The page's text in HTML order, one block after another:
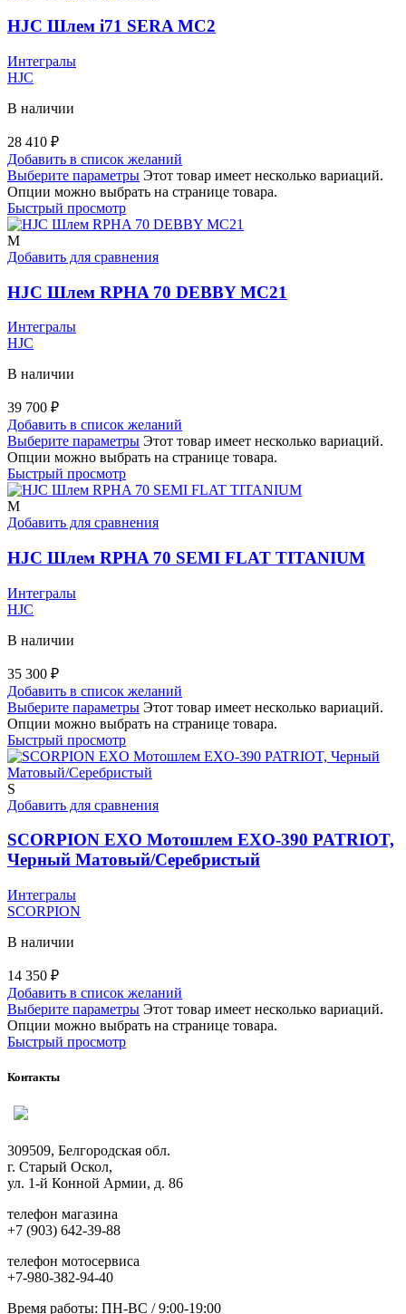
HJC Шлем i71 SERA MC2
Интегралы
HJC
В наличии
28 410 ₽
Добавить в список желаний
Выберите параметры Этот товар имеет несколько вариаций.
Опции можно выбрать на странице товара.
Быстрый просмотр
M
Добавить для сравнения
HJC Шлем RPHA 70 DEBBY MC21
Интегралы
HJC
В наличии
39 700 ₽
Добавить в список желаний
Выберите параметры Этот товар имеет несколько вариаций.
Опции можно выбрать на странице товара.
Быстрый просмотр
M
Добавить для сравнения
HJC Шлем RPHA 70 SEMI FLAT TITANIUM
Интегралы
HJC
В наличии
35 300 ₽
Добавить в список желаний
Выберите параметры Этот товар имеет несколько вариаций.
Опции можно выбрать на странице товара.
Быстрый просмотр
S
Добавить для сравнения
SCORPION EXO Мотошлем EXO-390 PATRIOT,
Черный Матовый/Серебристый
Интегралы
SCORPION
В наличии
14 350 ₽
Добавить в список желаний
Выберите параметры Этот товар имеет несколько вариаций.
Опции можно выбрать на странице товара.
Быстрый просмотр
Контакты
309509, Белгородская обл.
г. Старый Оскол,
ул. 1-й Конной Армии, д. 86
телефон магазина
+7 (903) 642-39-88
телефон мотосервиса
+7-980-382-94-40
Время работы: ПН-ВС / 9:00-19:00